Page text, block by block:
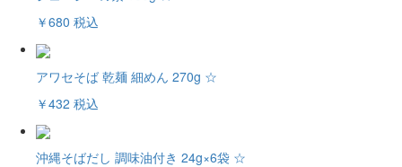
￥680 税込
アワセそば 乾麺 細めん 270g ☆
￥432 税込
沖縄そばだし 調味油付き 24g×6袋 ☆